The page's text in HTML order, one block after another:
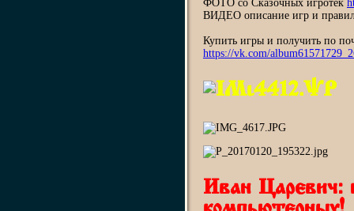
ФОТО со Сказочных игротек
ВИДЕО описание игр и
Купить игры и получить по
https://vk.com/
Иван Царевич: